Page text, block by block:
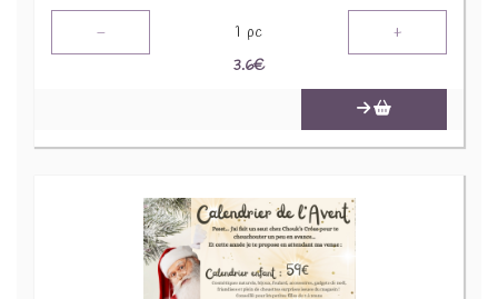
- 1 pc +
3.6€